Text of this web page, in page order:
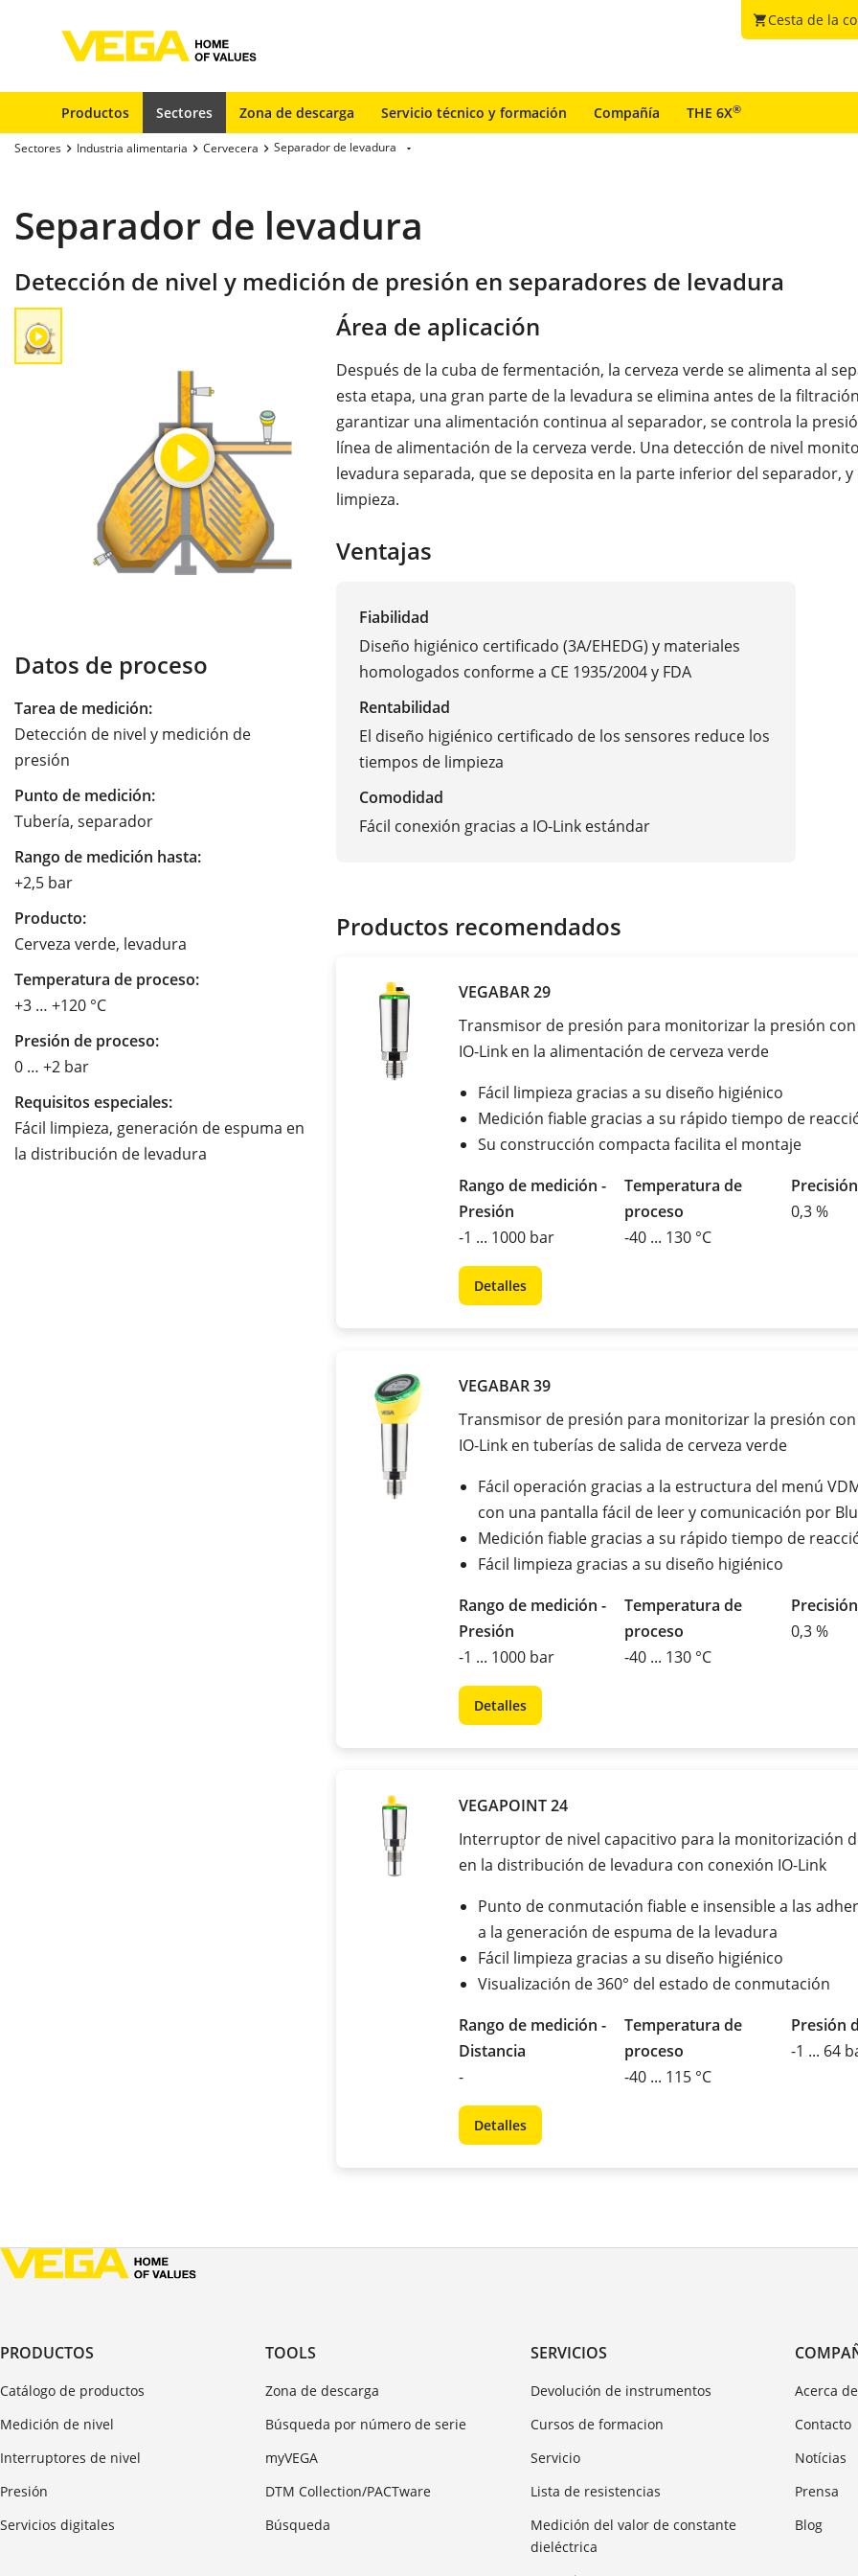
shopping_cartCesta de la
Productos Sectores Zona de descarga Servicio técnico y formación Compañía THE 6X®
Sectores Industria alimentaria Cervecera Separador de levadura
Separador de levadura
Detección de nivel y medición de presión en separadores de levadura
Datos de proceso
Tarea de medición:
Detección de nivel y medición de
presión
Punto de medición:
Tubería, separador
Rango de medición hasta:
+2,5 bar
Producto:
Cerveza verde, levadura
Temperatura de proceso:
+3 … +120 °C
Presión de proceso:
0 … +2 bar
Requisitos especiales:
Fácil limpieza, generación de espuma en
la distribución de levadura
Área de aplicación
Después de la cuba de fermentación, la cerveza verde se alimenta al
esta etapa, una gran parte de la levadura se elimina antes de la
garantizar una alimentación continua al separador, se controla la
línea de alimentación de la cerveza verde. Una detección de nivel
levadura separada, que se deposita en la parte inferior del separador,
limpieza.
Ventajas
Fiabilidad
Diseño higiénico certificado (3A/EHEDG) y materiales
homologados conforme a CE 1935/2004 y FDA
Rentabilidad
El diseño higiénico certificado de los sensores reduce los
tiempos de limpieza
Comodidad
Fácil conexión gracias a IO-Link estándar
Productos recomendados
VEGABAR 29
Transmisor de presión para monitorizar la presión
IO-Link en la alimentación de cerveza verde
Fácil limpieza gracias a su diseño higiénico
Medición fiable gracias a su rápido tiempo de
Su construcción compacta facilita el montaje
Rango de medición -
Presión
-1 ... 1000 bar
Temperatura de
proceso
-40 ... 130 °C
Precisión
0,3 %
Detalles
VEGABAR 39
Transmisor de presión para monitorizar la presión
IO-Link en tuberías de salida de cerveza verde
Fácil operación gracias a la estructura del menú
con una pantalla fácil de leer y comunicación por
Medición fiable gracias a su rápido tiempo de
Fácil limpieza gracias a su diseño higiénico
Rango de medición -
Presión
-1 ... 1000 bar
Temperatura de
proceso
-40 ... 130 °C
Precisión
0,3 %
Detalles
VEGAPOINT 24
Interruptor de nivel capacitivo para la monitorización
en la distribución de levadura con conexión IO-Link
Punto de conmutación fiable e insensible a las
a la generación de espuma de la levadura
Fácil limpieza gracias a su diseño higiénico
Visualización de 360° del estado de conmutación
Rango de medición -
Distancia
-
Temperatura de
proceso
-40 ... 115 °C
Presión
-1 ... 64
Detalles
PRODUCTOS
Catálogo de productos
Medición de nivel
Interruptores de nivel
Presión
Servicios digitales
TOOLS
Zona de descarga
Búsqueda por número de serie
myVEGA
DTM Collection/PACTware
Búsqueda
SERVICIOS
Devolución de instrumentos
Cursos de formacion
Servicio
Lista de resistencias
Medición del valor de constante
dieléctrica
Acerca
Contacto
Notícias
Prensa
Blog